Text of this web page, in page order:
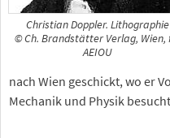
Christian Doppler. Lithographie
© Ch. Brandstätter Verlag, Wien,
AEIOU
nach Wien geschickt, wo er
Mechanik und Physik